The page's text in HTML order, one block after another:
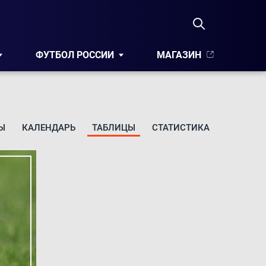
ФУТБОЛ РОССИИ МАГАЗИН
КАЛЕНДАРЬ ТАБЛИЦЫ СТАТИСТИКА